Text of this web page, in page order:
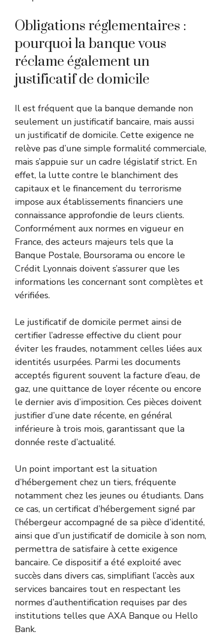
Obligations réglementaires :
pourquoi la banque vous
réclame également un
justificatif de domicile
Il est fréquent que la banque demande non
seulement un justificatif bancaire, mais aussi
un justificatif de domicile. Cette exigence ne
relève pas d’une simple formalité commerciale,
mais s’appuie sur un cadre législatif strict. En
effet, la lutte contre le blanchiment des
capitaux et le financement du terrorisme
impose aux établissements financiers une
connaissance approfondie de leurs clients.
Conformément aux normes en vigueur en
France, des acteurs majeurs tels que la
Banque Postale, Boursorama ou encore le
Crédit Lyonnais doivent s’assurer que les
informations les concernant sont complètes et
vérifiées.
Le justificatif de domicile permet ainsi de
certifier l’adresse effective du client pour
éviter les fraudes, notamment celles liées aux
identités usurpées. Parmi les documents
acceptés figurent souvent la facture d’eau, de
gaz, une quittance de loyer récente ou encore
le dernier avis d’imposition. Ces pièces doivent
justifier d’une date récente, en général
inférieure à trois mois, garantissant que la
donnée reste d’actualité.
Un point important est la situation
d’hébergement chez un tiers, fréquente
notamment chez les jeunes ou étudiants. Dans
ce cas, un certificat d’hébergement signé par
l’hébergeur accompagné de sa pièce d’identité,
ainsi que d’un justificatif de domicile à son nom,
permettra de satisfaire à cette exigence
bancaire. Ce dispositif a été exploité avec
succès dans divers cas, simplifiant l’accès aux
services bancaires tout en respectant les
normes d’authentification requises par des
institutions telles que AXA Banque ou Hello
Bank.